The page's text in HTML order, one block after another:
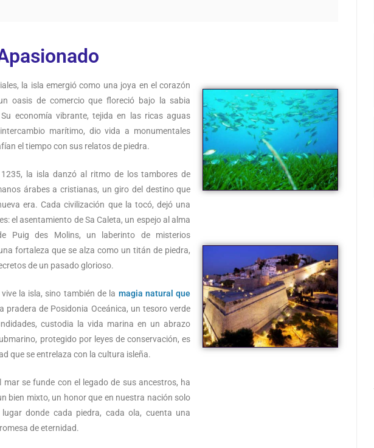
la isla emergió como una joya en el corazón
oasis de comercio que floreció bajo la sabia
economía vibrante, tejida en las ricas aguas
marítimo, dio vida a monumentales
el tiempo con sus relatos de piedra.
la isla danzó al ritmo de los tambores de
árabes a cristianas, un giro del destino que
era. Cada civilización que la tocó, dejó una
el asentamiento de Sa Caleta, un espejo al alma
Puig des Molins, un laberinto de misterios
fortaleza que se alza como un titán de piedra,
de un pasado glorioso.
la isla, sino también de la magia natural que
pradera de Posidonia Oceánica, un tesoro verde
custodia la vida marina en un abrazo
protegido por leyes de conservación, es
que se entrelaza con la cultura isleña.
mar se funde con el legado de sus ancestros, ha
bien mixto, un honor que en nuestra nación solo
donde cada piedra, cada ola, cuenta una
de eternidad.